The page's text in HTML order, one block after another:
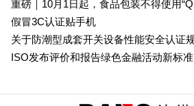
重磅｜10月1日起，食品包装不得使用
假冒3C认证贴手机
关于防潮型成套开关设备性能安全认证
ISO发布评价和报告绿色金融活动新标准